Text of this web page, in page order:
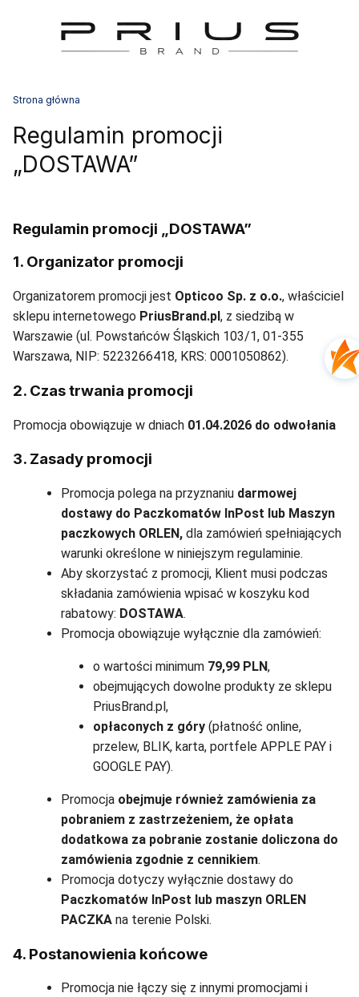
Strona główna
Regulamin promocji
„DOSTAWA”
Regulamin promocji „DOSTAWA”
1. Organizator promocji
Organizatorem promocji jest Opticoo Sp. z o.o., właściciel
sklepu internetowego PriusBrand.pl , z siedzibą w
Warszawie (ul. Powstańców Śląskich 103/1, 01-355
Warszawa, NIP: 5223266418, KRS: 0001050862).
2. Czas trwania promocji
Promocja obowiązuje w dniach 01.04.2026 do odwołania
3. Zasady promocji
Promocja polega na przyznaniu darmowej
dostawy do Paczkomatów InPost lub Maszyn
paczkowych ORLEN, dla zamówień spełniających
warunki określone w niniejszym regulaminie.
Aby skorzystać z promocji, Klient musi podczas
składania zamówienia wpisać w koszyku kod
rabatowy: DOSTAWA.
Promocja obowiązuje wyłącznie dla zamówień:
o wartości minimum 79,99 PLN,
obejmujących dowolne produkty ze sklepu
PriusBrand.pl,
opłaconych z góry (płatność online,
przelew, BLIK, karta, portfele APPLE PAY i
GOOGLE PAY).
Promocja obejmuje również zamówienia za
pobraniem z zastrzeżeniem, że opłata
dodatkowa za pobranie zostanie doliczona do
zamówienia zgodnie z cennikiem.
Promocja dotyczy wyłącznie dostawy do
Paczkomatów InPost lub maszyn ORLEN
PACZKA na terenie Polski.
4. Postanowienia końcowe
Promocja nie łączy się z innymi promocjami i